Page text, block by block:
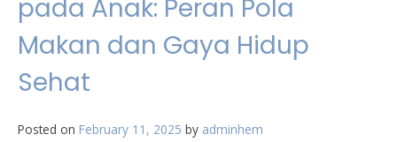
pada Anak: Peran Pola
Makan dan Gaya Hidup
Sehat
Posted on February 11, 2025 by adminhem